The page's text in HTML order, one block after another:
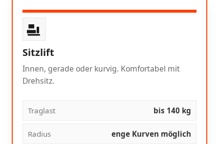
Sitzlift
Innen, gerade oder kurvig. Komfortabel mit
Drehsitz.
Traglast bis 140 kg
Radius enge Kurven möglich